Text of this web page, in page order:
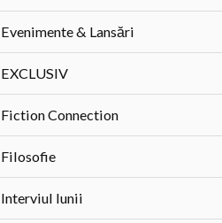
Evenimente & Lansări
EXCLUSIV
Fiction Connection
Filosofie
Interviul lunii